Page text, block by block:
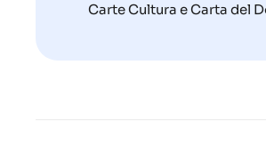
Carte Cultura e Carta del